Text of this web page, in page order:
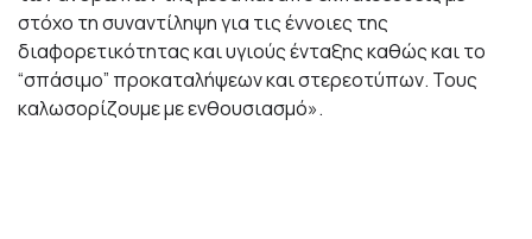
στόχο τη συναντίληψη για τις έννοιες της
διαφορετικότητας και υγιούς ένταξης καθώς και το
“σπάσιμο” προκαταλήψεων και στερεοτύπων. Τους
καλωσορίζουμε με ενθουσιασμό».